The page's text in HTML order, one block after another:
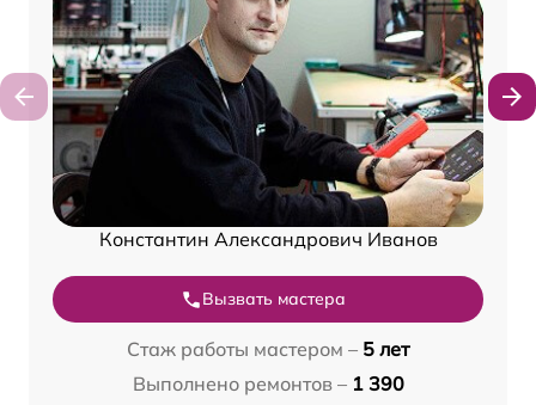
Константин Александрович Иванов
Вызвать мастера
Стаж работы мастером – 5 лет
Выполнено ремонтов – 1 390